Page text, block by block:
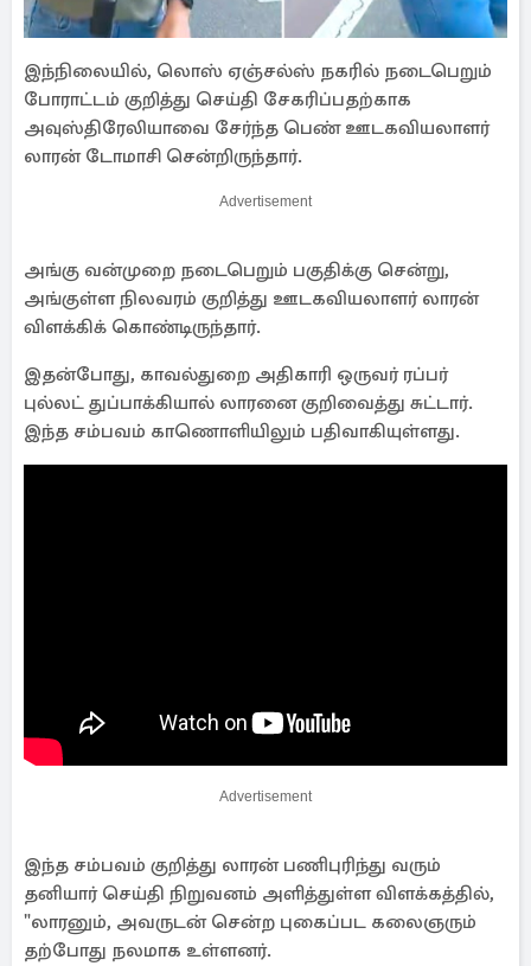
இந்நிலையில், லொஸ் ஏஞ்சல்ஸ் நகரில் நடைபெறும்
போராட்டம் குறித்து செய்தி சேகரிப்பதற்காக
அவுஸ்திரேலியாவை சேர்ந்த பெண் ஊடகவியலாளர்
லாரன் டோமாசி சென்றிருந்தார்.
Advertisement
அங்கு வன்முறை நடைபெறும் பகுதிக்கு சென்று,
அங்குள்ள நிலவரம் குறித்து ஊடகவியலாளர் லாரன்
விளக்கிக் கொண்டிருந்தார்.
இதன்போது, காவல்துறை அதிகாரி ஒருவர் ரப்பர்
புல்லட் துப்பாக்கியால் லாரனை குறிவைத்து சுட்டார்.
இந்த சம்பவம் காணொளியிலும் பதிவாகியுள்ளது.
Advertisement
இந்த சம்பவம் குறித்து லாரன் பணிபுரிந்து வரும்
தனியார் செய்தி நிறுவனம் அளித்துள்ள விளக்கத்தில்,
"லாரனும், அவருடன் சென்ற புகைப்பட கலைஞரும்
தற்போது நலமாக உள்ளனர்.